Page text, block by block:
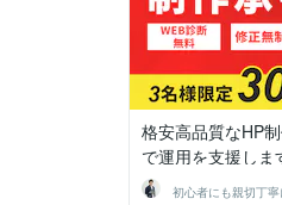
格安高品質なHP
で運用を支援しま